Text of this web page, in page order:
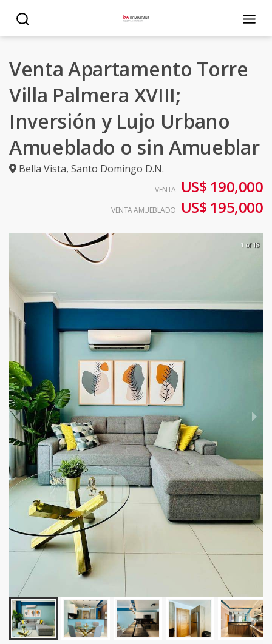
Venta Apartamento Torre
Villa Palmera XVIII;
Inversión y Lujo Urbano
Amueblado o sin Amueblar
Bella Vista, Santo Domingo D.N.
VENTA US$ 190,000
VENTA AMUEBLADO US$ 195,000
1 of 18